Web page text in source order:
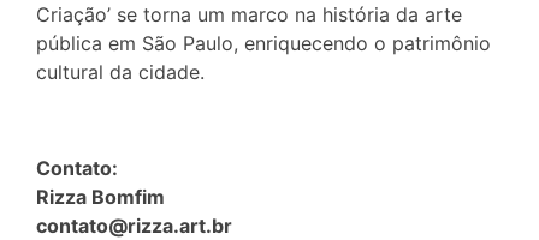
Criação’ se torna um marco na história da arte
pública em São Paulo, enriquecendo o patrimônio
cultural da cidade.
Contato:
Rizza Bomfim
contato@rizza.art.br